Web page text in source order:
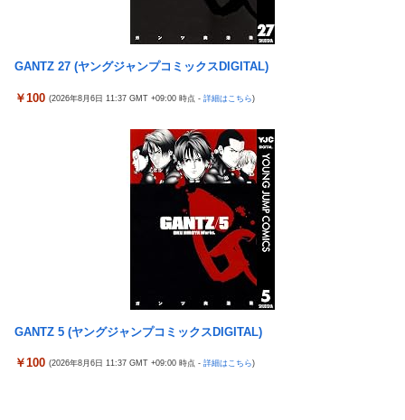
GANTZ 27 (ヤングジャンプコミックスDIGITAL)
￥100 (2026年8月6日 11:37 GMT +09:00 時点 - 詳細はこちら)
GANTZ 5 (ヤングジャンプコミックスDIGITAL)
￥100 (2026年8月6日 11:37 GMT +09:00 時点 - 詳細はこちら)